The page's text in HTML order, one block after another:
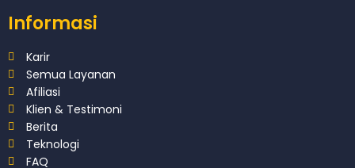
Informasi
Karir
Semua Layanan
Afiliasi
Klien & Testimoni
Berita
Teknologi
FAQ